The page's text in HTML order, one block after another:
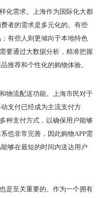
化需求。上海作为国际化大都
者的需求是多元化的。有些
有些人则更倾向于本地特色
要通过大数据分析，精准把握
推荐和个性化的购物体验。
物流配送功能。上海市民对于
支付已经成为主流支付方
种支付方式，以确保用户能够
也非常完善，因此购物APP需
够在最短的时间内送达用户
是至关重要的。作为一个拥有